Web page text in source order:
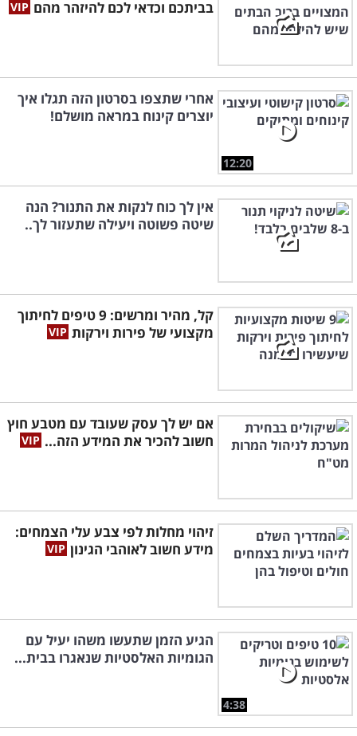
בביתכם וכדאי לכם להיזהר מהם
12:20
אחרי שתצפו בסרטון הזה תגלו איך
יוצרים קינוח במראה מושלם!
אין לך כוח לנקות את התנור? הנה
שיטה פשוטה ויעילה שתעזור לך..
קל, מהיר ומרשים: 9 טיפים לחיתוך
מקצועי של פירות וירקות
אם יש לך עסק שעובד עם מטבע חוץ
חשוב להכיר את המידע הזה...
זיהוי מחלות לפי צבע עלי הצמחים:
מידע חשוב לאוהבי הגינון
4:38
הגיע הזמן שתעשו משהו יעיל עם
הגומיות האלסטיות שנאגרו בבית...